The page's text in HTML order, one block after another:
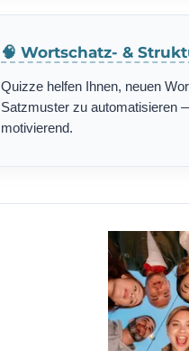
🧠 Wortschatz- &
Quizze helfen Ihnen, neuen
Satzmuster zu automatisieren
motivierend.